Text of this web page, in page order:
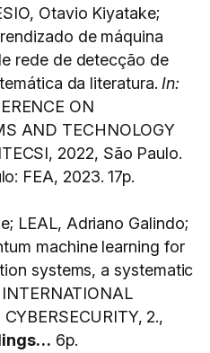
Otavio Kiyatake;
de máquina
rede de detecção de
da literatura. In:
ON
AND TECHNOLOGY
2022, São Paulo.
FEA, 2023. 17p.
LEAL, Adriano Galindo;
machine learning for
systems, a systematic
2.,
6p.